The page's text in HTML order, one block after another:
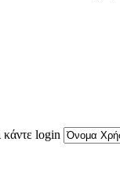
κάντε login